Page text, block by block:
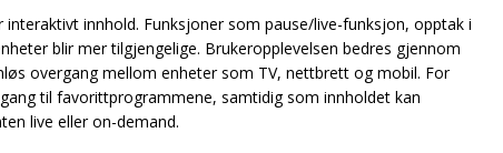
interaktivt innhold. Funksjoner som pause/live-funksjon, opptak i
blir mer tilgjengelige. Brukeropplevelsen bedres gjennom
overgang mellom enheter som TV, nettbrett og mobil. For
til favorittprogrammene, samtidig som innholdet kan
live eller on-demand.